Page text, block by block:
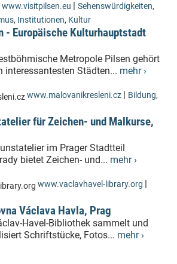
www.visitpilsen.eu | Sehenswürdigkeiten,
, Institutionen, Kultur
- Europäische Kulturhauptstadt
Metropole Pilsen gehört
interessantesten Städten... mehr ›
www.malovanikresleni.cz | Bildung,
für Zeichen- und Malkurse,
im Prager Stadtteil
bietet Zeichen- und... mehr ›
www.vaclavhavel-library.org |
Václava Havla, Prag
Havel-Bibliothek sammelt und
Schriftstücke, Fotos... mehr ›